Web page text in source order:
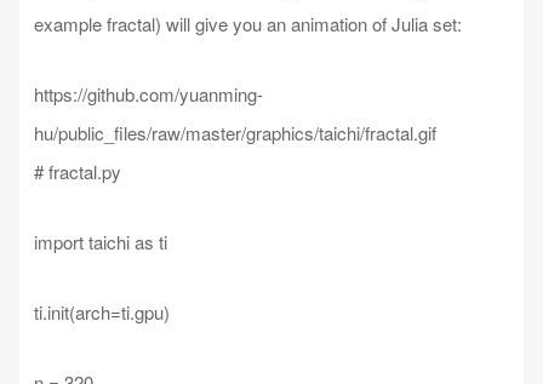
example fractal) will give you an animation of Julia set:
https://github.com/yuanming-
hu/public_files/raw/master/graphics/taichi/fractal.gif
# fractal.py
import taichi as ti
ti.init(arch=ti.gpu)